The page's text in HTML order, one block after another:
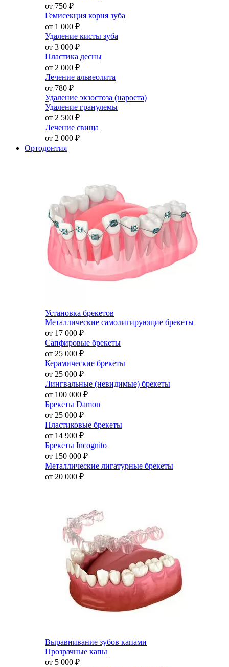
от 750 ₽
Гемисекция корня зуба
от 1 000 ₽
Удаление кисты зуба
от 3 000 ₽
Пластика десны
от 2 000 ₽
Лечение альвеолита
от 780 ₽
Удаление экзостоза (нароста)
Удаление гранулемы
от 2 500 ₽
Лечение свища
от 2 000 ₽
Ортодонтия
Установка брекетов
Металлические самолигирующие брекеты
от 17 000 ₽
Сапфировые брекеты
от 25 000 ₽
Керамические брекеты
от 25 000 ₽
Лингвальные (невидимые) брекеты
от 100 000 ₽
Брекеты Damon
от 25 000 ₽
Пластиковые брекеты
от 14 900 ₽
Брекеты Incognito
от 150 000 ₽
Металлические лигатурные брекеты
от 20 000 ₽
Выравнивание зубов капами
Прозрачные капы
от 5 000 ₽